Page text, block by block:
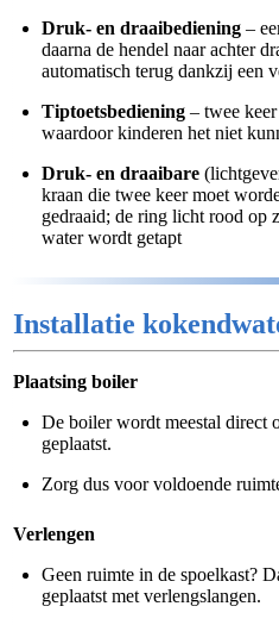
Druk- en draaibediening –
daarna de hendel naar achter
automatisch terug dankzij een
Tiptoetsbediening – twee
waardoor kinderen het niet
Druk- en draaibare
kraan die twee keer moet
gedraaid; de ring licht rood op
water wordt getapt
Installatie
Plaatsing boiler
De boiler wordt meestal direct
geplaatst.
Zorg dus voor voldoende
Verlengen
Geen ruimte in de spoelkast?
geplaatst met verlengslangen.